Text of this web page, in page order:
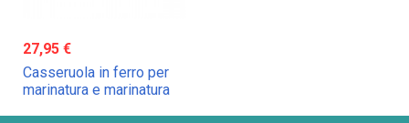
27,95 €
Casseruola in ferro per
marinatura e marinatura